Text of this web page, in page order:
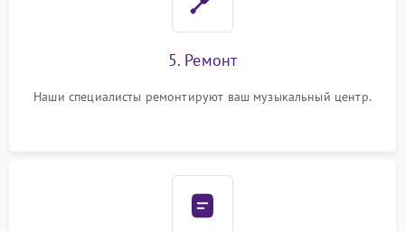
5. Ремонт
Наши специалисты ремонтируют ваш музыкальный центр.